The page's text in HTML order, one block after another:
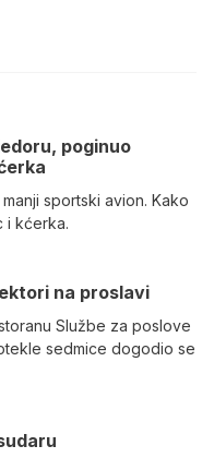
poginuo
sportski avion. Kako
i kćerka.
na proslavi
Službe za poslove
sedmice dogodio se